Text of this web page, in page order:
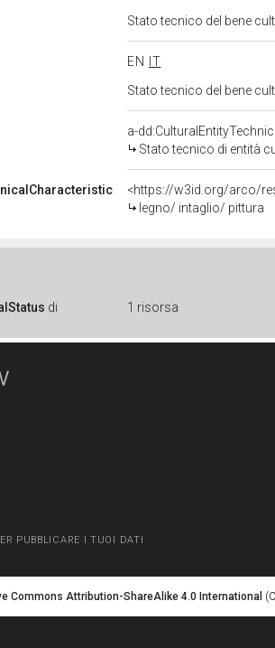
Stato tecnico del bene
EN
IT
Stato tecnico del bene
a-
Stato tecnico di entità
<https://w3id.org/arco/
legno/ intaglio/ pittura
di 1 risorsa
PUBBLICARE I TUOI DATI
Commons Attribution-ShareAlike 4.0 International